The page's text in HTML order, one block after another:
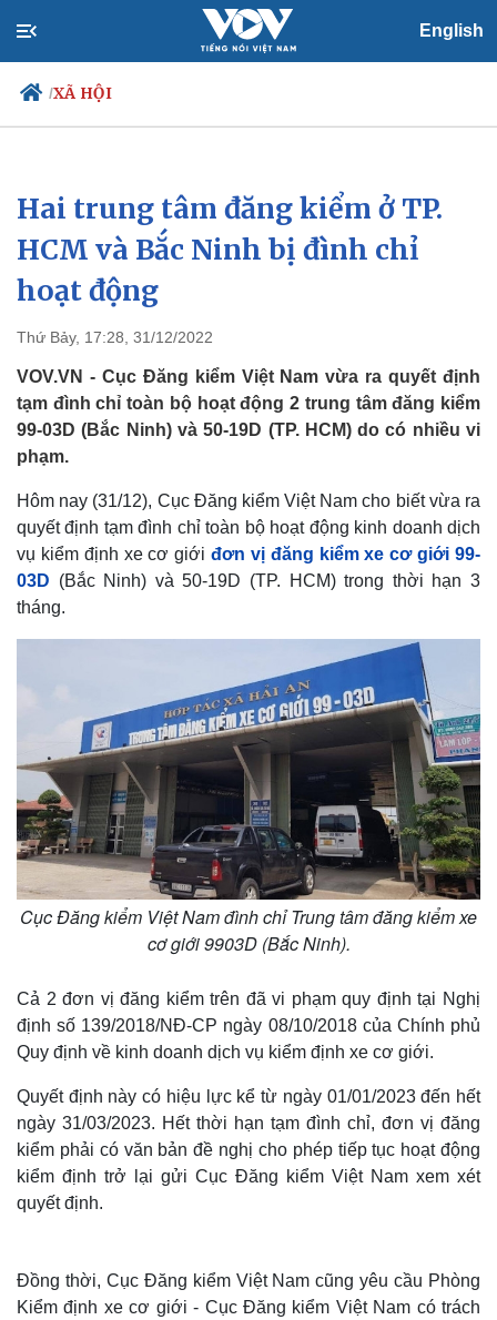
English
/XÃ HỘI
Chính trị
Đảng
Tổ chức nhân sự
Quốc hội
Nhận diện sự thật
Xã hội
Tin 24h
Dự báo thời tiết
Hai trung tâm đăng kiểm ở TP.
HCM và Bắc Ninh bị đình chỉ
hoạt động
Thứ Bảy, 17:28, 31/12/2022
VOV.VN - Cục Đăng kiểm Việt Nam vừa ra quyết định
tạm đình chỉ toàn bộ hoạt động 2 trung tâm đăng kiểm
99-03D (Bắc Ninh) và 50-19D (TP. HCM) do có nhiều vi
phạm.
Hôm nay (31/12), Cục Đăng kiểm Việt Nam cho biết vừa ra
quyết định tạm đình chỉ toàn bộ hoạt động kinh doanh dịch
vụ kiểm định xe cơ giớiđơn vị đăng kiểm xe cơ giới 99-
03D (Bắc Ninh) và 50-19D (TP. HCM) trong thời hạn 3
tháng.
Cục Đăng kiểm Việt Nam đình chỉ Trung tâm đăng kiểm xe
cơ giới 9903D (Bắc Ninh).
Cả 2 đơn vị đăng kiểm trên đã vi phạm quy định tại Nghị
định số 139/2018/NĐ-CP ngày 08/10/2018 của Chính phủ
Quy định về kinh doanh dịch vụ kiểm định xe cơ giới.
Quyết định này có hiệu lực kể từ ngày 01/01/2023 đến hết
ngày 31/03/2023. Hết thời hạn tạm đình chỉ, đơn vị đăng
kiểm phải có văn bản đề nghị cho phép tiếp tục hoạt động
kiểm định trở lại gửi Cục Đăng kiểm Việt Nam xem xét
quyết định.
Đồng thời, Cục Đăng kiểm Việt Nam cũng yêu cầu Phòng
Kiểm định xe cơ giới - Cục Đăng kiểm Việt Nam có trách